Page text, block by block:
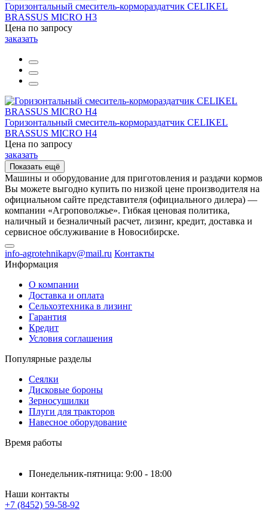
Горизонтальный смеситель-кормораздатчик CELIKEL
BRASSUS MICRO H3
Цена по запросу
заказать
Горизонтальный смеситель-кормораздатчик CELIKEL
BRASSUS MICRO H4
Цена по запросу
заказать
Показать ещё
Машины и оборудование для приготовления и раздачи кормов
Вы можете выгодно купить по низкой цене производителя на
официальном сайте представителя (официального дилера) —
компании «Агроповолжье». Гибкая ценовая политика,
наличный и безналичный расчет, лизинг, кредит, доставка и
сервисное обслуживание в Новосибирске.
info-agrotehnikapv@mail.ru Контакты
Информация
О компании
Доставка и оплата
Сельхозтехника в лизинг
Гарантия
Кредит
Условия соглашения
Популярные разделы
Сеялки
Дисковые бороны
Зерносушилки
Плуги для тракторов
Навесное оборудование
Время работы
Понедельник-пятница: 9:00 - 18:00
Наши контакты
+7 (8452) 59-58-92